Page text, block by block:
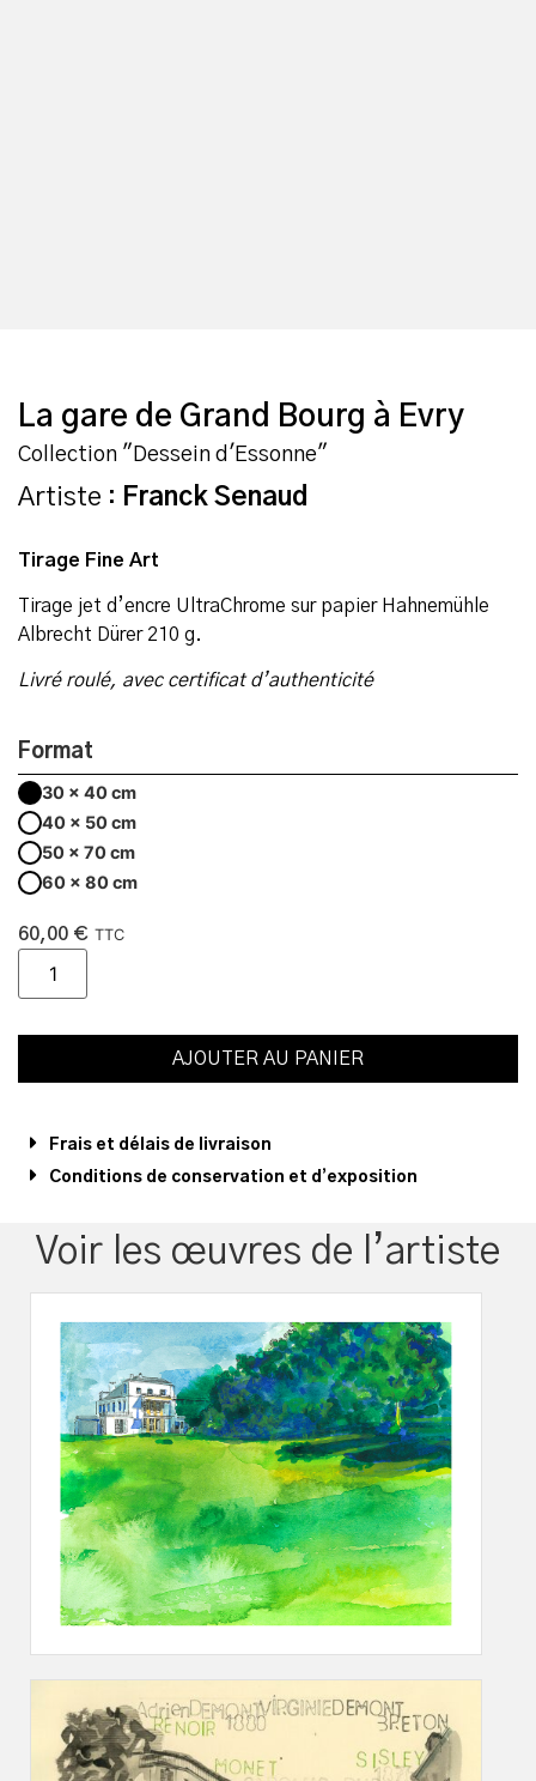
La gare de Grand Bourg à Evry
Collection "Dessein d'Essonne"
Artiste : Franck Senaud
Tirage Fine Art
Tirage jet d’encre UltraChrome sur papier Hahnemühle
Albrecht Dürer 210 g.
Livré roulé, avec certificat d’authenticité
Format
30 x 40 cm
40 x 50 cm
50 x 70 cm
60 x 80 cm
60,00 € TTC
AJOUTER AU PANIER
Frais et délais de livraison
Conditions de conservation et d’exposition
Voir les œuvres de l’artiste